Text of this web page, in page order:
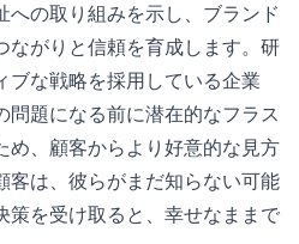
への取り組みを示し、ブランド
ながりと信頼を育成します。研
ブな戦略を採用している企業
問題になる前に潜在的なフラス
め、顧客からより好意的な見方
客は、彼らがまだ知らない可能
策を受け取ると、幸せなままで